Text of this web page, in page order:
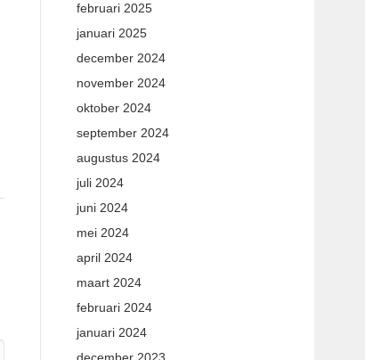
februari 2025
januari 2025
december 2024
november 2024
oktober 2024
september 2024
augustus 2024
juli 2024
juni 2024
mei 2024
april 2024
maart 2024
februari 2024
januari 2024